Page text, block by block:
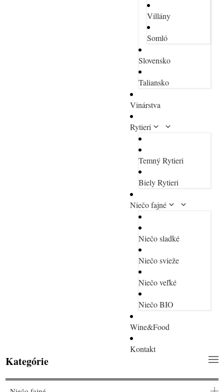
Villány
Somló
Slovensko
Taliansko
Vinárstva
Rytieri
Temný Rytieri
Biely Rytieri
Niečo fajné
Niečo sladké
Niečo svieže
Niečo veľké
Niečo BIO
Wine&Food
Kontakt
Kategórie